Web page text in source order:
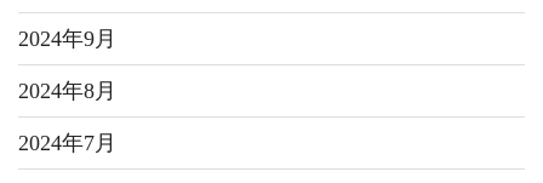
2024年9月
2024年8月
2024年7月